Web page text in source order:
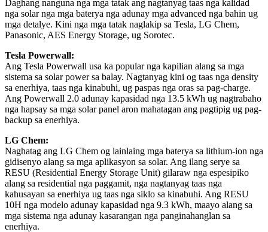
Daghang nanguna nga mga tatak ang nagtanyag taas nga kalidad
nga solar nga mga baterya nga adunay mga advanced nga bahin ug
mga detalye. Kini nga mga tatak naglakip sa Tesla, LG Chem,
Panasonic, AES Energy Storage, ug Sorotec.
Tesla Powerwall:
Ang Tesla Powerwall usa ka popular nga kapilian alang sa mga
sistema sa solar power sa balay. Nagtanyag kini og taas nga density
sa enerhiya, taas nga kinabuhi, ug paspas nga oras sa pag-charge.
Ang Powerwall 2.0 adunay kapasidad nga 13.5 kWh ug nagtrabaho
nga hapsay sa mga solar panel aron mahatagan ang pagtipig ug pag-
backup sa enerhiya.
LG Chem:
Naghatag ang LG Chem og lainlaing mga baterya sa lithium-ion nga
gidisenyo alang sa mga aplikasyon sa solar. Ang ilang serye sa
RESU (Residential Energy Storage Unit) gilaraw nga espesipiko
alang sa residential nga paggamit, nga nagtanyag taas nga
kahusayan sa enerhiya ug taas nga siklo sa kinabuhi. Ang RESU
10H nga modelo adunay kapasidad nga 9.3 kWh, maayo alang sa
mga sistema nga adunay kasarangan nga panginahanglan sa
enerhiya.